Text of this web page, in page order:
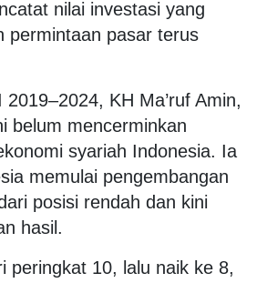
nilai investasi yang
permintaan pasar terus
2019–2024, KH Ma’ruf Amin,
belum mencerminkan
syariah Indonesia. Ia
memulai pengembangan
posisi rendah dan kini
hasil.
peringkat 10, lalu naik ke 8,